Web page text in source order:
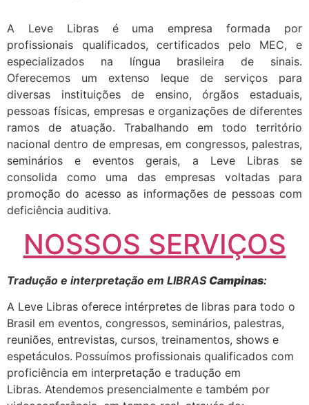
A Leve Libras é uma empresa formada por
profissionais qualificados, certificados pelo MEC, e
especializados na língua brasileira de sinais.
Oferecemos um extenso leque de serviços para
diversas instituições de ensino, órgãos estaduais,
pessoas físicas, empresas e organizações de diferentes
ramos de atuação. Trabalhando em todo território
nacional dentro de empresas, em congressos, palestras,
seminários e eventos gerais, a Leve Libras se
consolida como uma das empresas voltadas para
promoção do acesso as informações de pessoas com
deficiência auditiva.
NOSSOS SERVIÇOS
Tradução e interpretação em LIBRAS Campinas:
A Leve Libras oferece intérpretes de libras para todo o
Brasil em eventos, congressos, seminários, palestras,
reuniões, entrevistas, cursos, treinamentos, shows e
espetáculos. Possuímos profissionais qualificados com
proficiência em interpretação e tradução em
Libras. Atendemos presencialmente e também por